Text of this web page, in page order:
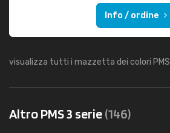
Info / ordine
visualizza tutti i mazzetta dei colori PMS
Altro PMS 3 serie(146)